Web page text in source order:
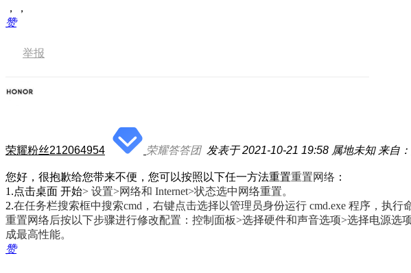
，，
赞
举报
荣耀粉丝212064954 荣耀答答团 发表于 2021-10-21 19:58 属地未知 来自
您好，很抱歉给您带来不便，您可以按照以下任一方法重置重置网络 ：
1.点击桌面 开始> 设置>网络和 Internet>状态选中网络重置。
2.在任务栏搜索框中搜索cmd， 右键点击选择以管理员身份运行 cmd.exe 程序，执行
重置网络后按以下步骤进行修改配置： 控制面板>选择硬件和声音选项>选择电源选项
成最高性能。
赞